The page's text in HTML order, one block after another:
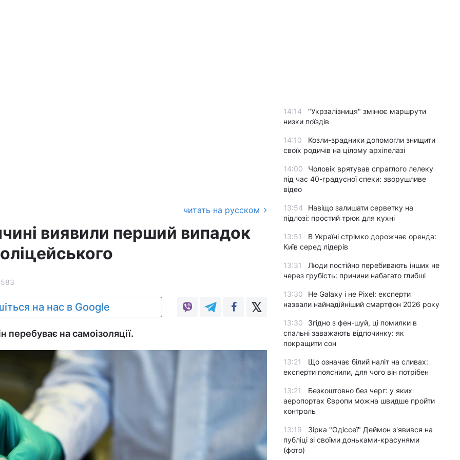
читать на русском
виявили перший випадок
на нас в Google
перебуває на самоізоляції.
14:14
"Укрзалізниця" змінює маршрути
низки поїздів
14:10
Козли-зрадники допомогли знищити
своїх родичів на цілому архіпелазі
14:00
Чоловік врятував спраглого лелеку
під час 40-градусної спеки: зворушливе
відео
13:54
Навіщо залишати серветку на
підлозі: простий трюк для кухні
13:51
В Україні стрімко дорожчає оренда:
Київ серед лідерів
13:31
Люди постійно перебивають інших не
через грубість: причини набагато глибші
13:30
Не Galaxy і не Pixel: експерти
назвали найнадійніший смартфон 2026 року
13:30
Згідно з фен-шуй, ці помилки в
спальні заважають відпочинку: як
покращити сон
13:21
Що означає білий наліт на сливах:
експерти пояснили, для чого він потрібен
13:21
Безкоштовно без черг: у яких
аеропортах Європи можна швидше пройти
контроль
13:19
Зірка "Одіссеї" Деймон з'явився на
публіці зі своїми доньками-красунями
(фото)